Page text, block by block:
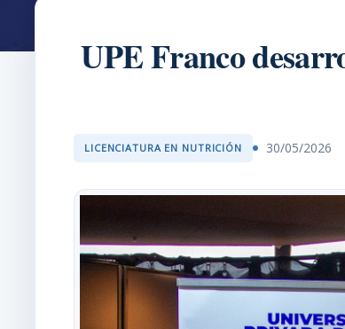
UPE Franco
LICENCIATURA EN NUTRICIÓN 30/05/2026